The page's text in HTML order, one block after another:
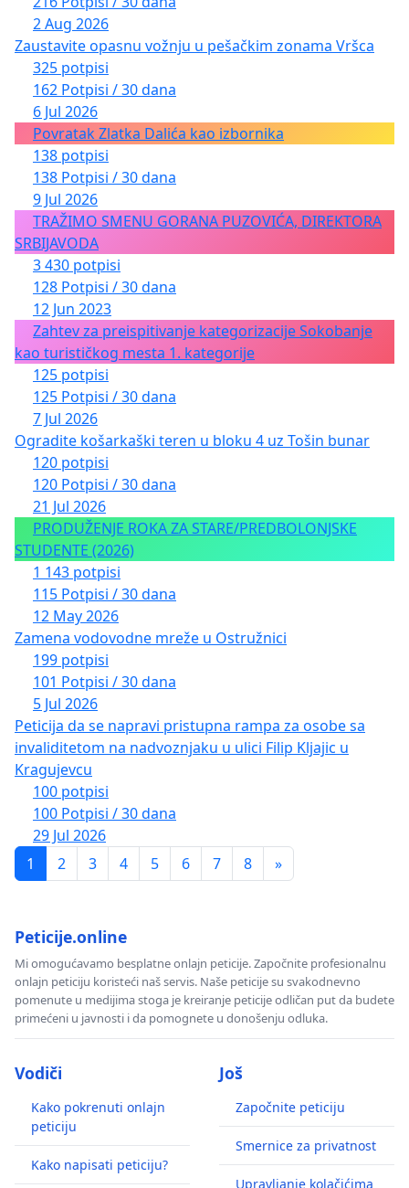
2 Aug 2026
Zaustavite opasnu vožnju u pešačkim zonama Vršca
325 potpisi
162 Potpisi / 30 dana
6 Jul 2026
Povratak Zlatka Dalića kao izbornika
138 potpisi
138 Potpisi / 30 dana
9 Jul 2026
TRAŽIMO SMENU GORANA PUZOVIĆA, DIREKTORA
SRBIJAVODA
3 430 potpisi
128 Potpisi / 30 dana
12 Jun 2023
Zahtev za preispitivanje kategorizacije Sokobanje
kao turističkog mesta 1. kategorije
125 potpisi
125 Potpisi / 30 dana
7 Jul 2026
Ogradite košarkaški teren u bloku 4 uz Tošin bunar
120 potpisi
120 Potpisi / 30 dana
21 Jul 2026
PRODUŽENJE ROKA ZA STARE/PREDBOLONJSKE
STUDENTE (2026)
1 143 potpisi
115 Potpisi / 30 dana
12 May 2026
Zamena vodovodne mreže u Ostružnici
199 potpisi
101 Potpisi / 30 dana
5 Jul 2026
Peticija da se napravi pristupna rampa za osobe sa
invaliditetom na nadvoznjaku u ulici Filip Kljajic u
Kragujevcu
100 potpisi
100 Potpisi / 30 dana
29 Jul 2026
1
2 3 4 5 6 7 8 »
Peticije.online
Mi omogućavamo besplatne onlajn peticije. Započnite profesionalnu
onlajn peticiju koristeći naš servis. Naše peticije su svakodnevno
pomenute u medijima stoga je kreiranje peticije odličan put da budete
primećeni u javnosti i da pomognete u donošenju odluka.
Vodiči
Kako pokrenuti onlajn
peticiju
Kako napisati peticiju?
Još
Započnite peticiju
Smernice za privatnost
Upravljanje kolačićima